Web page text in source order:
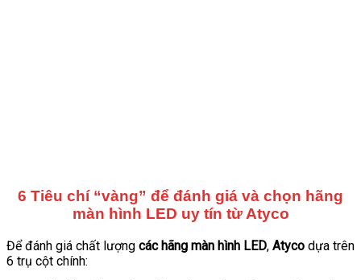
6 Tiêu chí “vàng” để đánh giá và chọn hãng
màn hình LED uy tín từ Atyco
Để đánh giá chất lượng các hãng màn hình LED, Atyco dựa trên
6 trụ cột chính: